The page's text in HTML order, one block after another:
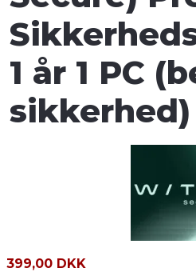
1 år 1 PC
sikkerhed)
399,00 DKK